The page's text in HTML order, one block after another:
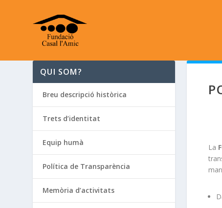
La
QUI SOM?
Breu descripció històrica
Trets d’identitat
Equip humà
Política de Transparència
Memòria d’activitats